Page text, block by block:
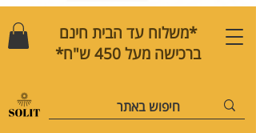
*משלוח עד הבית חינם
ברכישה מעל 450 ש"ח*